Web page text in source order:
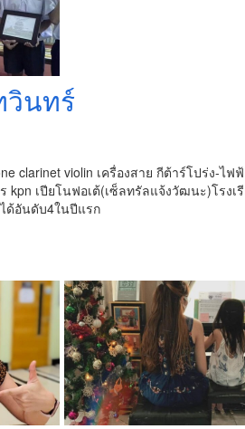
วินทร์
clarinet violin เครื่องสาย กีต้าร์โปร่ง
kpn เปียโนฟอเต้(เซ็ลทรัลแจ้งวัฒนะ)โร
ด้อันดับ4ในปีแรก